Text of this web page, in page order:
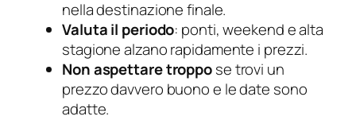
nella destinazione finale.
Valuta il periodo: ponti, weekend e alta
stagione alzano rapidamente i prezzi.
Non aspettare troppose trovi un
prezzo davvero buono e le date sono
adatte.